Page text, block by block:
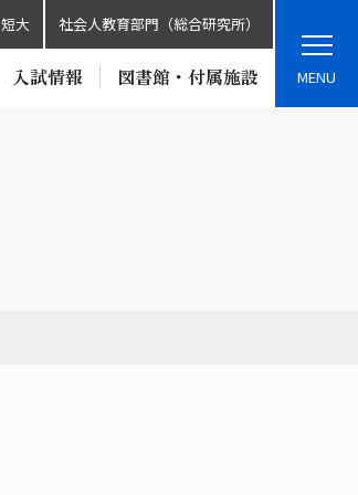
大 社会人教育部門（総合研究所）
入試情報 図書館・付属施設 MENU